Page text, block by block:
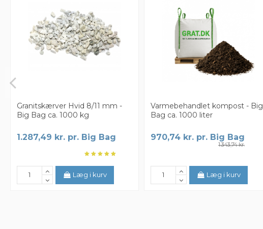
God og hurtig levering
God og hurtig levering
Trineon2021-05-03
ByMarianon2021-04-28
Det var super let.
Det var super let. Bestil og modtag?? /God service. ?
ByHenriette on2020-09-08
Granitskærver Hvid 8/11 mm -
Big Bag ca. 1000 kg
1.287,49 kr. pr. Big Bag
Læg i kurv
Varmebehandlet kompost - Big
Bag ca. 1000 liter
970,74 kr. pr. Big Bag
1.343,74 kr.
Læg i kurv